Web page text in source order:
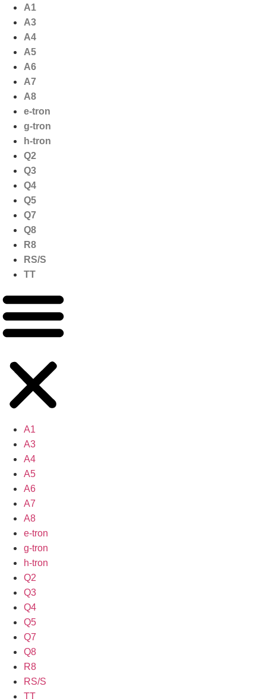
naar
inhoud
A1
A3
A4
A5
A6
A7
A8
e-tron
g-tron
h-tron
Q2
Q3
Q4
Q5
Q7
Q8
R8
RS/S
TT
A1
A3
A4
A5
A6
A7
A8
e-tron
g-tron
h-tron
Q2
Q3
Q4
Q5
Q7
Q8
R8
RS/S
TT